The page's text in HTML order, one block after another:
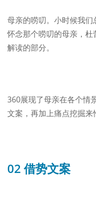
母亲的唠叨。小时候我
怀念那个唠叨的母亲，
解读的部分。
360展现了母亲在各个情
文案，再加上痛点挖掘来
02借势文案